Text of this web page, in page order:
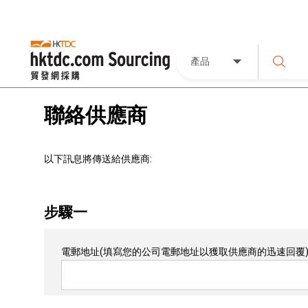
產品
聯絡供應商
以下訊息將傳送給供應商:
步驟一
電郵地址(填寫您的公司電郵地址以獲取供應商的迅速回覆)